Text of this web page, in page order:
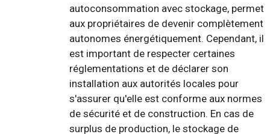
autoconsommation avec stockage, permet
aux propriétaires de devenir complètement
autonomes énergétiquement. Cependant, il
est important de respecter certaines
réglementations et de déclarer son
installation aux autorités locales pour
s'assurer qu'elle est conforme aux normes
de sécurité et de construction. En cas de
surplus de production, le stockage de